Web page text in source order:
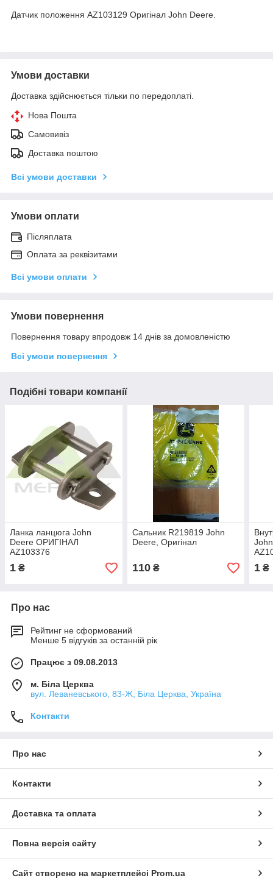
Датчик положення AZ103129 Оригінал John Deere.
Умови доставки
Доставка здійснюється тільки по передоплаті.
Нова Пошта
Самовивіз
Доставка поштою
Всі умови доставки
Умови оплати
Післяплата
Оплата за реквізитами
Всі умови оплати
Умови повернення
Повернення товару впродовж 14 днів за домовленістю
Всі умови повернення
Подібні товари компанії
Ланка ланцюга John
Deere ОРИГІНАЛ
AZ103376
1 ₴
Сальник R219819 John
Deere, Оригінал
110₴ 1 ₴
Про нас
Рейтинг не сформований
Менше 5 відгуків за останній рік
Працює з 09.08.2013
м. Біла Церква
вул. Леваневського, 83-Ж, Біла Церква, Україна
Контакти
Про нас
Контакти
Доставка та оплата
Повна версія сайту
Сайт створено на маркетплейсі Prom.ua